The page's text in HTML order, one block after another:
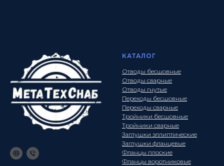
КАТАЛОГ
Отводы бесшовные
Отводы сварные
Отводы гнутые
Переходы бесшовные
Переходы сварные
Тройники бесшовные
Тройники сварные
Заглушки эллиптические
Заглушки фланцевые
Фланцы плоские
Фланцы воротниковые